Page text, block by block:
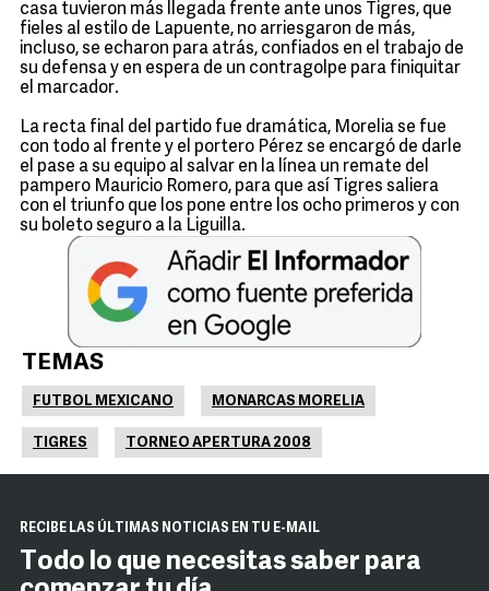
casa tuvieron más llegada frente ante unos Tigres, que
fieles al estilo de Lapuente, no arriesgaron de más,
incluso, se echaron para atrás, confiados en el trabajo de
su defensa y en espera de un contragolpe para finiquitar
el marcador.
La recta final del partido fue dramática, Morelia se fue
con todo al frente y el portero Pérez se encargó de darle
el pase a su equipo al salvar en la línea un remate del
pampero Mauricio Romero, para que así Tigres saliera
con el triunfo que los pone entre los ocho primeros y con
su boleto seguro a la Liguilla.
TEMAS
FUTBOL MEXICANO MONARCAS MORELIA
TIGRES TORNEO APERTURA 2008
RECIBE LAS ÚLTIMAS NOTICIAS EN TU E-MAIL
Todo lo que necesitas saber para